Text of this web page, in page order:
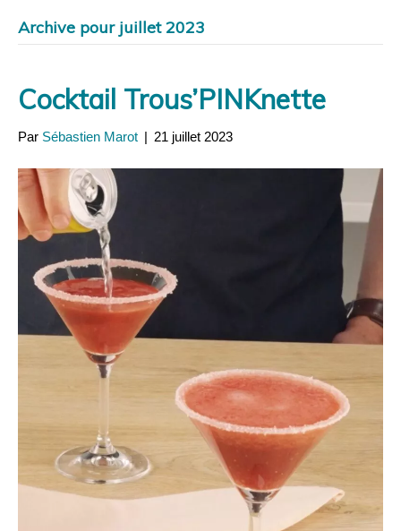
Archive pour juillet 2023
Cocktail Trous’PINKnette
Par Sébastien Marot | 21 juillet 2023